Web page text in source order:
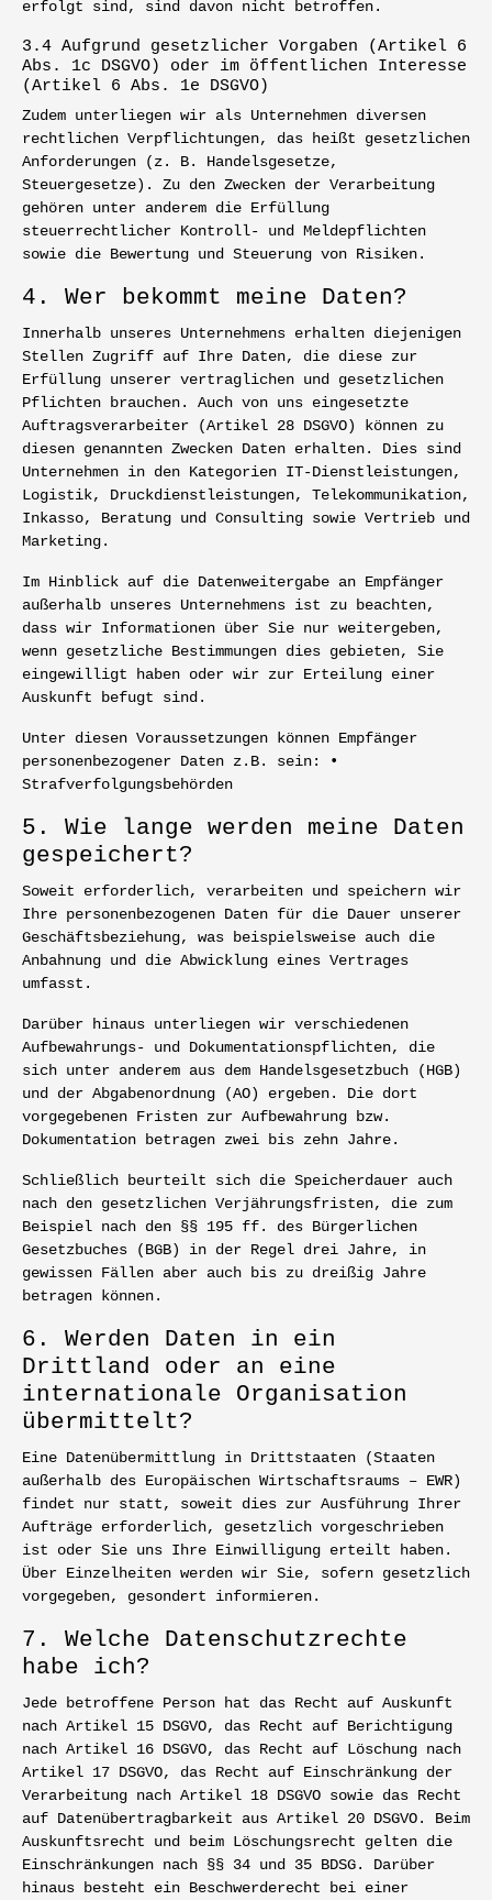
erfolgt sind, sind davon nicht betroffen.
3.4 Aufgrund gesetzlicher Vorgaben (Artikel 6
Abs. 1c DSGVO) oder im öffentlichen Interesse
(Artikel 6 Abs. 1e DSGVO)
Zudem unterliegen wir als Unternehmen diversen
rechtlichen Verpflichtungen, das heißt gesetzlichen
Anforderungen (z. B. Handelsgesetze,
Steuergesetze). Zu den Zwecken der Verarbeitung
gehören unter anderem die Erfüllung
steuerrechtlicher Kontroll- und Meldepflichten
sowie die Bewertung und Steuerung von Risiken.
4. Wer bekommt meine Daten?
Innerhalb unseres Unternehmens erhalten diejenigen
Stellen Zugriff auf Ihre Daten, die diese zur
Erfüllung unserer vertraglichen und gesetzlichen
Pflichten brauchen. Auch von uns eingesetzte
Auftragsverarbeiter (Artikel 28 DSGVO) können zu
diesen genannten Zwecken Daten erhalten. Dies sind
Unternehmen in den Kategorien IT-Dienstleistungen,
Logistik, Druckdienstleistungen, Telekommunikation,
Inkasso, Beratung und Consulting sowie Vertrieb und
Marketing.
Im Hinblick auf die Datenweitergabe an Empfänger
außerhalb unseres Unternehmens ist zu beachten,
dass wir Informationen über Sie nur weitergeben,
wenn gesetzliche Bestimmungen dies gebieten, Sie
eingewilligt haben oder wir zur Erteilung einer
Auskunft befugt sind.
Unter diesen Voraussetzungen können Empfänger
personenbezogener Daten z.B. sein: •
Strafverfolgungsbehörden
5. Wie lange werden meine Daten
gespeichert?
Soweit erforderlich, verarbeiten und speichern wir
Ihre personenbezogenen Daten für die Dauer unserer
Geschäftsbeziehung, was beispielsweise auch die
Anbahnung und die Abwicklung eines Vertrages
umfasst.
Darüber hinaus unterliegen wir verschiedenen
Aufbewahrungs- und Dokumentationspflichten, die
sich unter anderem aus dem Handelsgesetzbuch (HGB)
und der Abgabenordnung (AO) ergeben. Die dort
vorgegebenen Fristen zur Aufbewahrung bzw.
Dokumentation betragen zwei bis zehn Jahre.
Schließlich beurteilt sich die Speicherdauer auch
nach den gesetzlichen Verjährungsfristen, die zum
Beispiel nach den §§ 195 ff. des Bürgerlichen
Gesetzbuches (BGB) in der Regel drei Jahre, in
gewissen Fällen aber auch bis zu dreißig Jahre
betragen können.
6. Werden Daten in ein
Drittland oder an eine
internationale Organisation
übermittelt?
Eine Datenübermittlung in Drittstaaten (Staaten
außerhalb des Europäischen Wirtschaftsraums – EWR)
findet nur statt, soweit dies zur Ausführung Ihrer
Aufträge erforderlich, gesetzlich vorgeschrieben
ist oder Sie uns Ihre Einwilligung erteilt haben.
Über Einzelheiten werden wir Sie, sofern gesetzlich
vorgegeben, gesondert informieren.
7. Welche Datenschutzrechte
habe ich?
Jede betroffene Person hat das Recht auf Auskunft
nach Artikel 15 DSGVO, das Recht auf Berichtigung
nach Artikel 16 DSGVO, das Recht auf Löschung nach
Artikel 17 DSGVO, das Recht auf Einschränkung der
Verarbeitung nach Artikel 18 DSGVO sowie das Recht
auf Datenübertragbarkeit aus Artikel 20 DSGVO. Beim
Auskunftsrecht und beim Löschungsrecht gelten die
Einschränkungen nach §§ 34 und 35 BDSG. Darüber
hinaus besteht ein Beschwerderecht bei einer